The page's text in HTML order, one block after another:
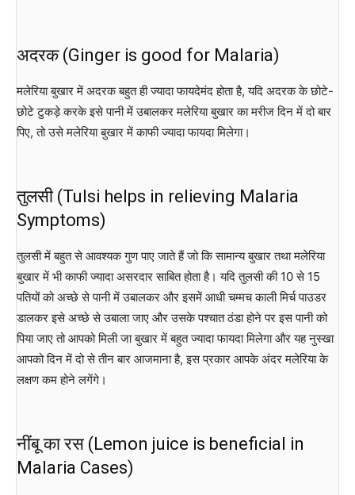
अदरक (Ginger is good for Malaria)
मलेरिया बुखार में अदरक बहुत ही ज्यादा फायदेमंद होता है, यदि अदरक के छोटे-
छोटे टुकड़े करके इसे पानी में उबालकर मलेरिया बुखार का मरीज दिन में दो बार
पिए, तो उसे मलेरिया बुखार में काफी ज्यादा फायदा मिलेगा।
तुलसी (Tulsi helps in relieving Malaria
Symptoms)
तुलसी में बहुत से आवश्यक गुण पाए जाते हैं जो कि सामान्य बुखार तथा मलेरिया
बुखार में भी काफी ज्यादा असरदार साबित होता है। यदि तुलसी की 10 से 15
पतियों को अच्छे से पानी में उबालकर और इसमें आधी चम्मच काली मिर्च पाउडर
डालकर इसे अच्छे से उबाला जाए और उसके पश्चात ठंडा होने पर इस पानी को
पिया जाए तो आपको मिली जा बुखार में बहुत ज्यादा फायदा मिलेगा और यह नुस्खा
आपको दिन में दो से तीन बार आजमाना है, इस प्रकार आपके अंदर मलेरिया के
लक्षण कम होने लगेंगे।
नींबू का रस (Lemon juice is beneficial in
Malaria Cases)